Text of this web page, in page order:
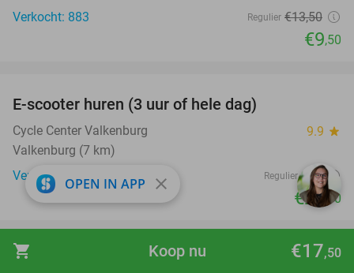
shopping_cart €17,50
Koop nu
Verkocht: 883
Regulier €13,50
€9,50
E-scooter huren (3 uur of hele dag)
Cycle Center Valkenburg 9.9 star
Valkenburg (7 km)
Verkocht: 313
Regulier €39
€24,50
MaDiWoDo Bioscoopkaart van Nationale
OPEN IN APP close